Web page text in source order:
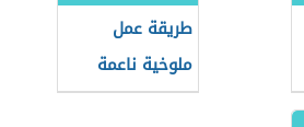
طريقة عمل
ملوخية ناعمة
بالدجاج